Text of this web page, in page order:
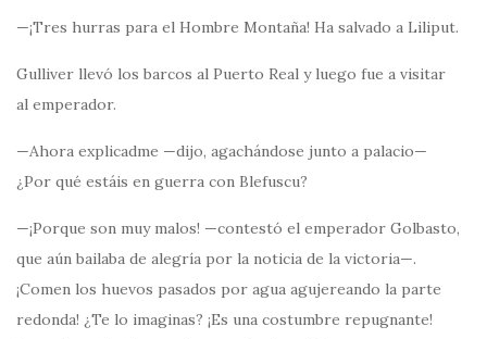
—¡Tres hurras para el Hombre Montaña! Ha salvado a Liliput.
Gulliver llevó los barcos al Puerto Real y luego fue a visitar
al emperador.
—Ahora explicadme —dijo, agachándose junto a palacio—
¿Por qué estáis en guerra con Blefuscu?
—¡Porque son muy malos! —contestó el emperador Golbasto,
que aún bailaba de alegría por la noticia de la victoria—.
¡Comen los huevos pasados por agua agujereando la parte
redonda! ¿Te lo imaginas? ¡Es una costumbre repugnante!